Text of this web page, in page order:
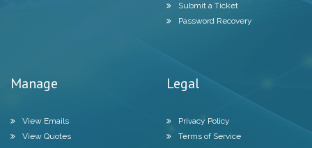
Submit a Ticket
Password Recovery
Manage
View Emails
View Quotes
Legal
Privacy Policy
Terms of Service